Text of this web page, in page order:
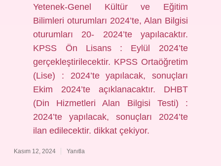
Yetenek-Genel Kültür ve Eğitim
Bilimleri oturumları 2024’te, Alan Bilgisi
oturumları 20- 2024’te yapılacaktır.
KPSS Ön Lisans : Eylül 2024’te
gerçekleştirilecektir. KPSS Ortaöğretim
(Lise) : 2024’te yapılacak, sonuçları
Ekim 2024’te açıklanacaktır. DHBT
(Din Hizmetleri Alan Bilgisi Testi) :
2024’te yapılacak, sonuçları 2024’te
ilan edilecektir. dikkat çekiyor.
Kasım 12, 2024 Yanıtla